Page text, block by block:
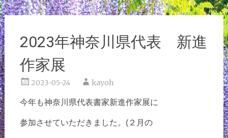
へ
ス
キ
ッ
プ
2023年神奈川県代表 新進
作家展
2023-05-24 kayoh
今年も神奈川県代表書家新進作家展に
参加させていただきました。(２月の